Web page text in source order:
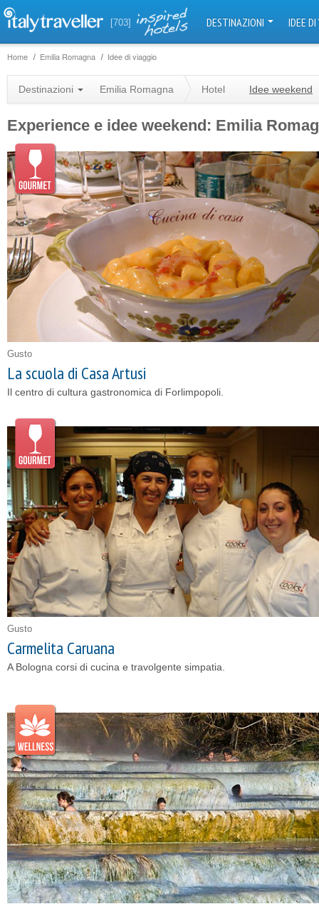
[703] DESTINAZIONI IDEE
Home Emilia Romagna Idee di viaggio
Destinazioni Emilia Romagna Hotel Idee weekend
Experience e idee weekend: Emilia
Gusto
La scuola di Casa Artusi
Il centro di cultura gastronomica di Forlimpopoli.
Gusto
Carmelita Caruana
A Bologna corsi di cucina e travolgente simpatia.